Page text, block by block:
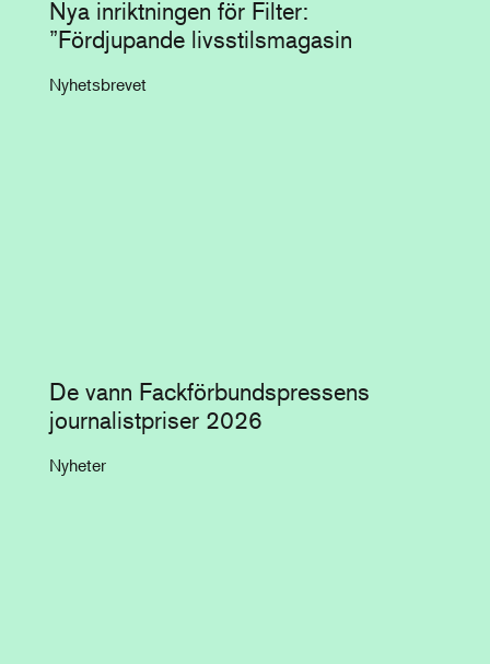
Nya inriktningen för Filter:
”Fördjupande livsstilsmagasin
Nyhetsbrevet
De vann Fackförbundspressens
journalistpriser 2026
Nyheter